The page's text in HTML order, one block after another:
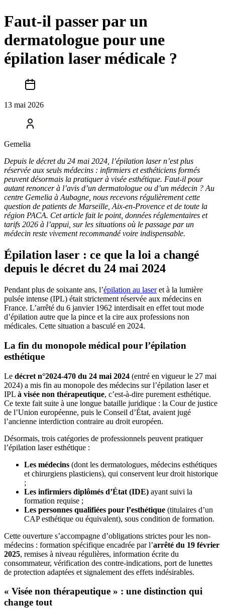
Faut-il passer par un
dermatologue pour une
épilation laser médicale ?
13 mai 2026
Gemelia
Depuis le décret du 24 mai 2024, l’épilation laser n’est plus
réservée aux seuls médecins : infirmiers et esthéticiens formés
peuvent désormais la pratiquer à visée esthétique. Faut-il pour
autant renoncer à l’avis d’un dermatologue ou d’un médecin ? Au
centre Gemelia à Aubagne, nous recevons régulièrement cette
question de patients de Marseille, Aix-en-Provence et de toute la
région PACA. Cet article fait le point, données réglementaires et
tarifs 2026 à l’appui, sur les situations où le passage par un
médecin reste vivement recommandé voire indispensable.
Épilation laser : ce que la loi a changé
depuis le décret du 24 mai 2024
Pendant plus de soixante ans, l’épilation au laseret à la lumière
pulsée intense (IPL) était strictement réservée aux médecins en
France. L’arrêté du 6 janvier 1962 interdisait en effet tout mode
d’épilation autre que la pince et la cire aux professions non
médicales. Cette situation a basculé en 2024.
La fin du monopole médical pour l’épilation
esthétique
Le décret n°2024-470 du 24 mai 2024 (entré en vigueur le 27 mai
2024) a mis fin au monopole des médecins sur l’épilation laser et
IPL à visée non thérapeutique, c’est-à-dire purement esthétique.
Ce texte fait suite à une longue bataille juridique : la Cour de justice
de l’Union européenne, puis le Conseil d’État, avaient jugé
l’ancienne interdiction contraire au droit européen.
Désormais, trois catégories de professionnels peuvent pratiquer
l’épilation laser esthétique :
Les médecins (dont les dermatologues, médecins esthétiques
et chirurgiens plasticiens), qui conservent leur droit historique
;
Les infirmiers diplômés d’État (IDE) ayant suivi la
formation requise ;
Les personnes qualifiées pour l’esthétique (titulaires d’un
CAP esthétique ou équivalent), sous condition de formation.
Cette ouverture s’accompagne d’obligations strictes pour les non-
médecins : formation spécifique encadrée par l’arrêté du 19 février
2025, remises à niveau régulières, information écrite du
consommateur, vérification des contre-indications, port de lunettes
de protection adaptées et signalement des effets indésirables.
« Visée non thérapeutique » : une distinction qui
change tout